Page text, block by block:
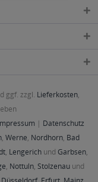
ggf. zzgl. Lieferkosten,
| Datenschutz
, Werne, Nordhorn, Bad
, Lengerichund Garbsen,
, Nottuln, Stolzenau und